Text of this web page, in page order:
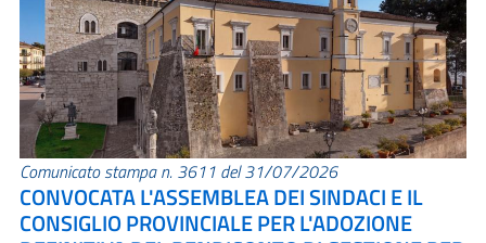
Comunicato stampa n. 3611 del 31/07/2026
CONVOCATA L'ASSEMBLEA DEI SINDACI E IL
CONSIGLIO PROVINCIALE PER L'ADOZIONE